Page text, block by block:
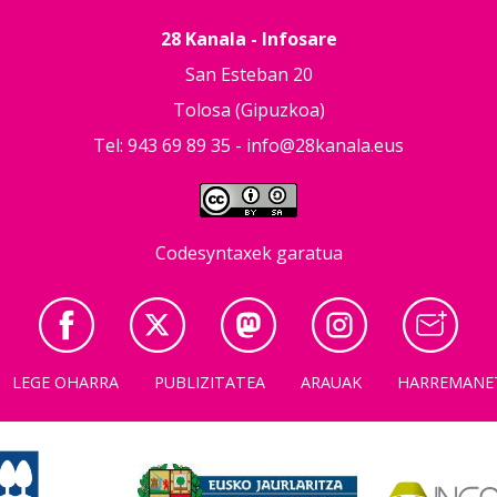
28 Kanala - Infosare
San Esteban 20
Tolosa (Gipuzkoa)
Tel: 943 69 89 35 - info@28kanala.eus
Codesyntaxek garatua
LEGE OHARRA PUBLIZITATEA ARAUAK